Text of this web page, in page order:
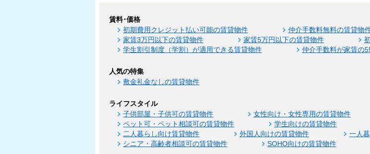
賃料･価格
初期費用クレジット払い可能の賃貸物件 仲介手数料無料の賃貸物
家賃3万円以下の賃貸物件
家賃5万円以下の賃貸物件
学生割引制度（学割）が適用できる賃貸物件
仲介手数料が家賃の
人気の特集
敷金礼金なしの賃貸物件
ライフスタイル
子供部屋・子供可の賃貸物件 女性向け・女性専用の賃貸物件
ペット可・ペット相談可の賃貸物件
学生向けの賃貸物件
二人暮らし向け賃貸物件
外国人向けの賃貸物件
一人
シニア・高齢者相談可の賃貸物件
SOHO向けの賃貸物件